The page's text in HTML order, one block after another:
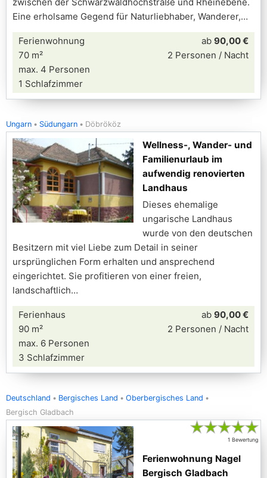
Eine erholsame Gegend für Naturliebhaber, Wanderer,
Ferienwohnung
70 m²
max. 4 Personen
1 Schlafzimmer
ab 90,00 €
2 Personen / Nacht
Ungarn Südungarn Döbrököz
Wellness-, Wander- und
Familienurlaub im
aufwendig renovierten
Landhaus
Dieses ehemalige
ungarische Landhaus
wurde von den deutschen
Besitzern mit viel Liebe zum Detail in seiner
ursprünglichen Form erhalten und ansprechend
eingerichtet. Sie profitieren von einer freien,
landschaftlich
Ferienhaus
90 m²
max. 6 Personen
3 Schlafzimmer
ab 90,00 €
2 Personen / Nacht
Deutschland Bergisches Land
Oberbergisches Land
Bergisch Gladbach
★★★★★
1 Bewertung
Ferienwohnung Nagel
Bergisch Gladbach